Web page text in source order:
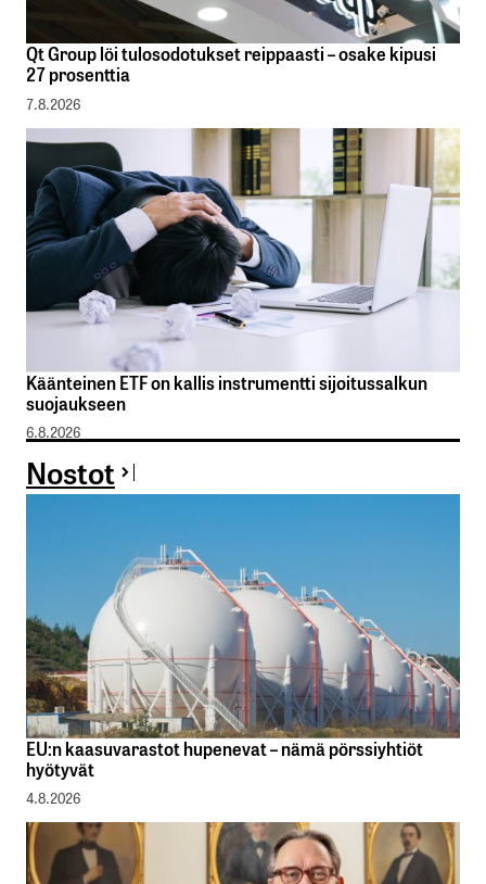
Qt Group löi tulosodotukset reippaasti – osake kipusi
27 prosenttia
7.8.2026
Käänteinen ETF on kallis instrumentti sijoitussalkun
suojaukseen
6.8.2026
Nostot
EU:n kaasuvarastot hupenevat – nämä pörssiyhtiöt
hyötyvät
4.8.2026